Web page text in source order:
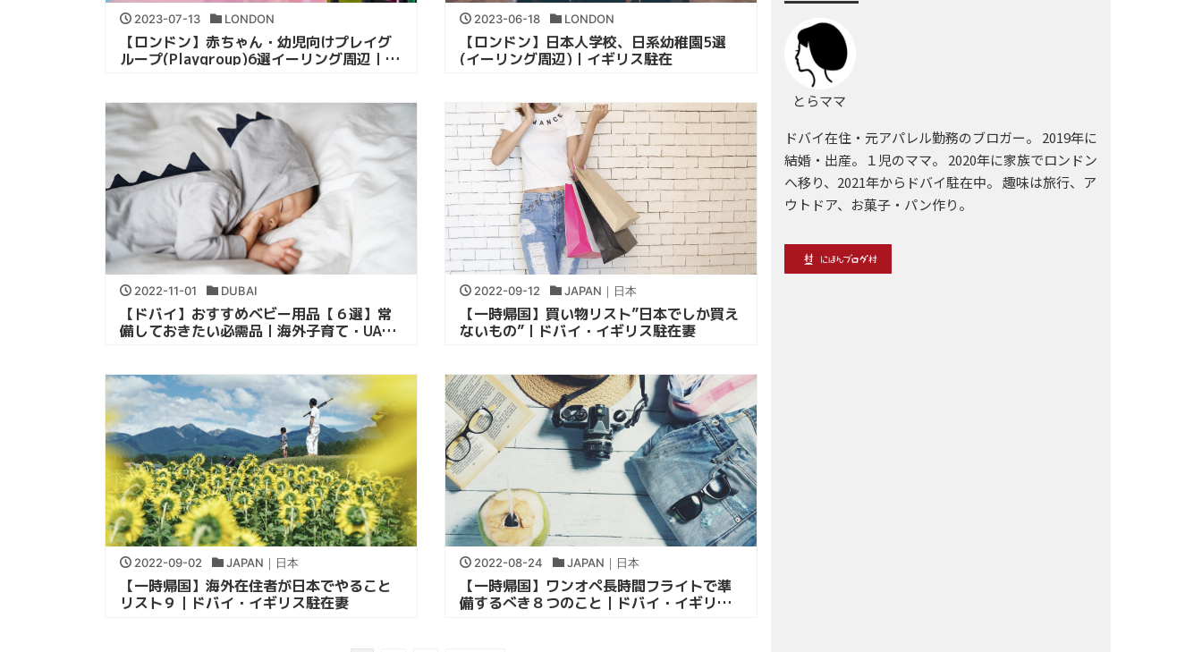
2023-07-13 LONDON
【ロンドン】赤ちゃん・幼児向けプレイグ
ループ(Playgroup)6選イーリング周辺｜イ
2023-06-18 LONDON
【ロンドン】日本人学校、日系幼稚園5選
(イーリング周辺)｜イギリス駐在
2022-11-01 DUBAI
【ドバイ】おすすめベビー用品【６選】常
備しておきたい必需品｜海外子育て・UAE
2022-09-12 JAPAN｜日本
【一時帰国】買い物リスト”日本でしか買え
ないもの”｜ドバイ・イギリス駐在妻
2022-09-02 JAPAN｜日本
【一時帰国】海外在住者が日本でやること
リスト９｜ドバイ・イギリス駐在妻
2022-08-24 JAPAN｜日本
【一時帰国】ワンオペ長時間フライトで準
備するべき８つのこと｜ドバイ・イギリス
とらママ
ドバイ在住・元アパレル勤務のブロガー。 2019年に
結婚・出産。１児のママ。 2020年に家族でロンドン
へ移り、2021年からドバイ駐在中。 趣味は旅行、ア
ウトドア、お菓子・パン作り。